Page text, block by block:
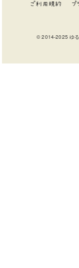
ご利用規約 プ
© 2014-2025 ゆ